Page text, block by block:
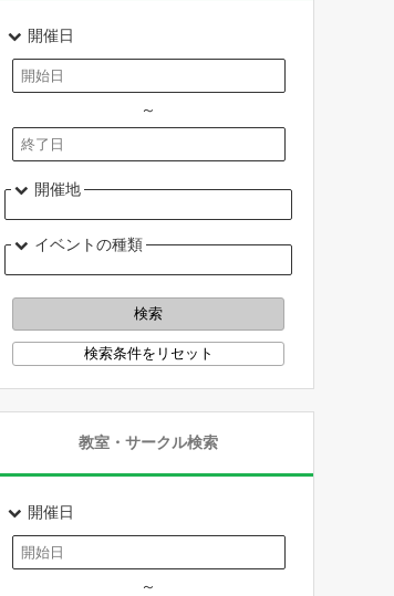
開催日
～
開催地
イベントの種類
教室・サークル検索
開催日
～